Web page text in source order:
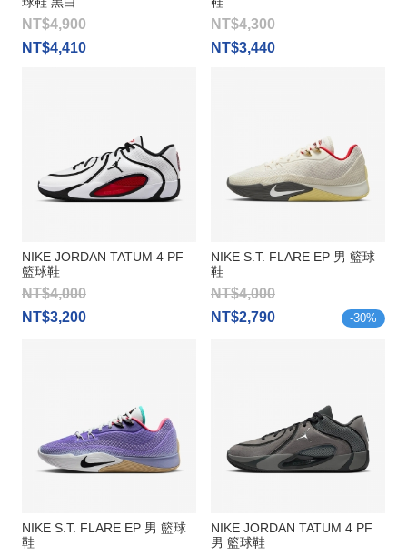
NT$4,900
NT$4,410
NT$4,300
NT$3,440
NIKE JORDAN TATUM 4 PF
籃球鞋
NT$4,000
NT$3,200
NIKE S.T. FLARE EP 男 籃球
鞋
NT$4,000
NT$2,790
-30%
NIKE S.T. FLARE EP 男 籃球
鞋
NIKE JORDAN TATUM 4 PF
男 籃球鞋